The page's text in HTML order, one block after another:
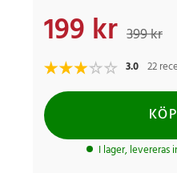
Nuvarande pris
199 kr 399 kr
3.0 22
I lager, levereras